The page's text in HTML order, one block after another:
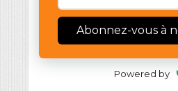
Abonnez-vous à
Powered by